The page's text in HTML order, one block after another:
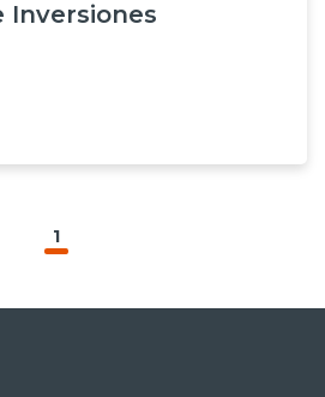
Inversiones
1